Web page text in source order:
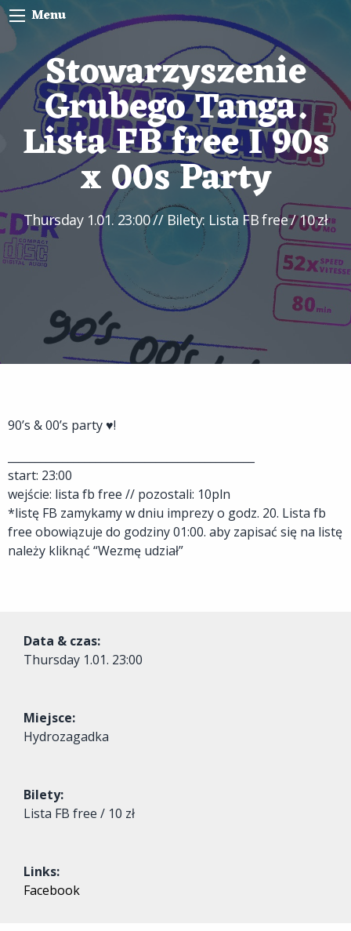
Menu
Stowarzyszenie
Grubego Tanga.
Lista FB free I 90s
x 00s Party
Thursday 1.01. 23:00// Bilety: Lista FB free / 10 zł
90’s & 00’s party ♥!
start: 23:00
wejście: lista fb free // pozostali: 10pln
*listę FB zamykamy w dniu imprezy o godz. 20. Lista fb
free obowiązuje do godziny 01:00. aby zapisać się na listę
należy kliknąć “Wezmę udział”
Data & czas:
Thursday 1.01. 23:00
Miejsce:
Hydrozagadka
Bilety:
Lista FB free / 10 zł
Links:
Facebook